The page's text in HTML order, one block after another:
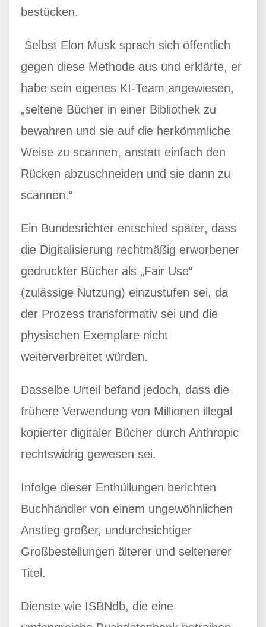
bestücken.
Selbst Elon Musk sprach sich öffentlich
gegen diese Methode aus und erklärte, er
habe sein eigenes KI-Team angewiesen,
„seltene Bücher in einer Bibliothek zu
bewahren und sie auf die herkömmliche
Weise zu scannen, anstatt einfach den
Rücken abzuschneiden und sie dann zu
scannen.“
Ein Bundesrichter entschied später, dass
die Digitalisierung rechtmäßig erworbener
gedruckter Bücher als „Fair Use“
(zulässige Nutzung) einzustufen sei, da
der Prozess transformativ sei und die
physischen Exemplare nicht
weiterverbreitet würden.
Dasselbe Urteil befand jedoch, dass die
frühere Verwendung von Millionen illegal
kopierter digitaler Bücher durch Anthropic
rechtswidrig gewesen sei.
Infolge dieser Enthüllungen berichten
Buchhändler von einem ungewöhnlichen
Anstieg großer, undurchsichtiger
Großbestellungen älterer und seltenerer
Titel.
Dienste wie ISBNdb, die eine